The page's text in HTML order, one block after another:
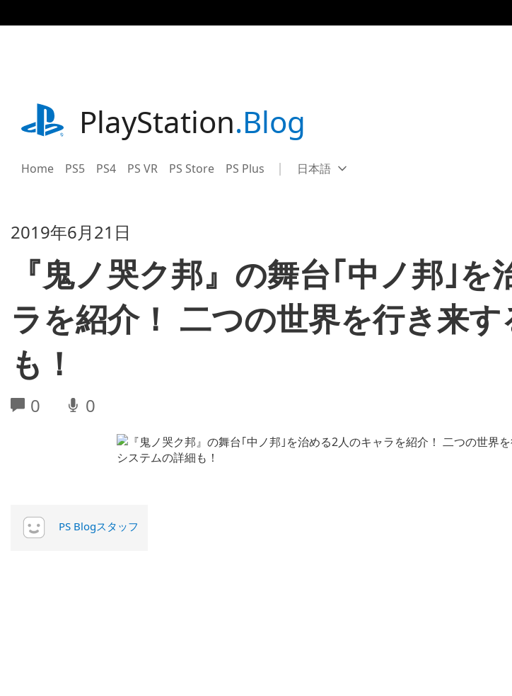
事
playstation.comPlayStation.Blog
Home PS5 PS4 PS VR PS Store PS Plus Select
Current
日本語
2019年6月21日
『鬼ノ哭ク邦』の舞台｢中ノ邦｣
ラを紹介！ 二つの世界を行き来
も！
0 0
PS Blogスタッフ